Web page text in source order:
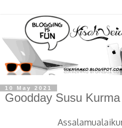
10 May 2021
Goodday Susu